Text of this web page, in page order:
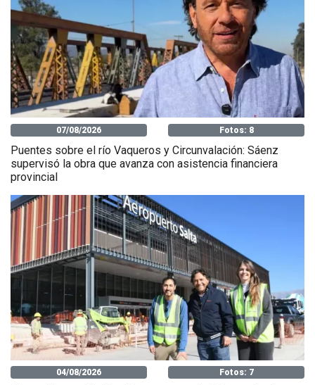
07/08/2026 Fotos: 8
Puentes sobre el río Vaqueros y Circunvalación: Sáenz
supervisó la obra que avanza con asistencia financiera
provincial
04/08/2026 Fotos: 7